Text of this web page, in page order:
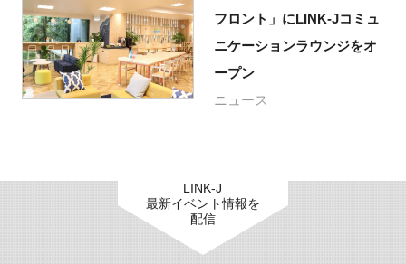
フロント」にLINK-Jコミュ
ニケーションラウンジをオ
ープン
ニュース
LINK-J
最新イベント情報を
配信